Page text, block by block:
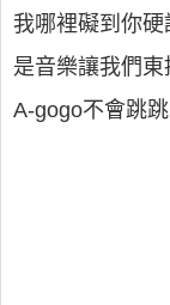
我哪裡礙到你
是音樂讓我們
A-gogo不會跳